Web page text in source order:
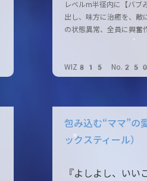
レベルm半径内に【バブ
出し、味方に治癒を、敵
の状態異常、全員に興奮
WIZ815
包み込む“ママ”の
ックスティール）
『よしよし、いい